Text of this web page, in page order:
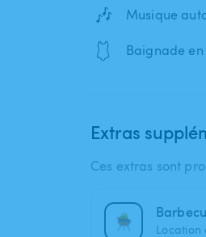
🎶 Musique
🩱 Baignade
Extras
Ces extras sont